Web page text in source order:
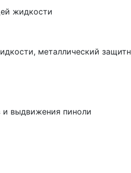
жидкости
металлический
выдвижения пиноли